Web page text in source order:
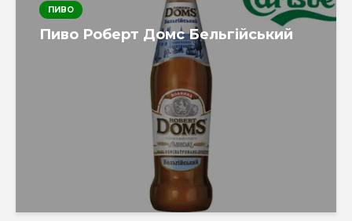
ПИВО
Пиво Роберт Домс Бельгійський